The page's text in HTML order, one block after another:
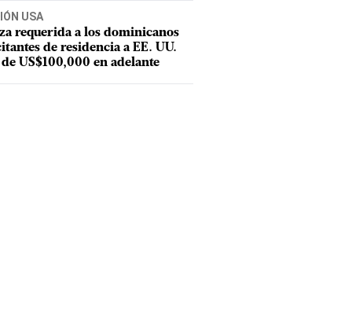
USA
requerida a los dominicanos
de residencia a EE. UU.
de US$100,000 en adelante